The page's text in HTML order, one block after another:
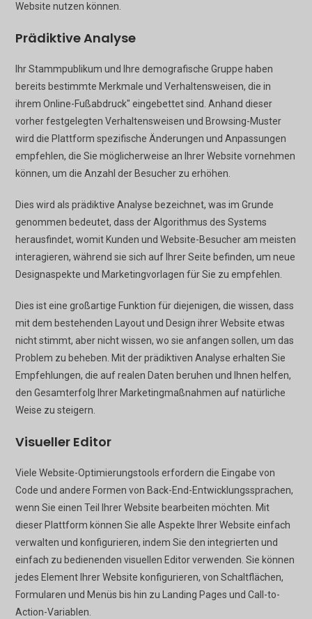
Website nutzen können.
Prädiktive Analyse
Ihr Stammpublikum und Ihre demografische Gruppe haben
bereits bestimmte Merkmale und Verhaltensweisen, die in
ihrem Online-Fußabdruck" eingebettet sind. Anhand dieser
vorher festgelegten Verhaltensweisen und Browsing-Muster
wird die Plattform spezifische Änderungen und Anpassungen
empfehlen, die Sie möglicherweise an Ihrer Website vornehmen
können, um die Anzahl der Besucher zu erhöhen.
Dies wird als prädiktive Analyse bezeichnet, was im Grunde
genommen bedeutet, dass der Algorithmus des Systems
herausfindet, womit Kunden und Website-Besucher am meisten
interagieren, während sie sich auf Ihrer Seite befinden, um neue
Designaspekte und Marketingvorlagen für Sie zu empfehlen.
Dies ist eine großartige Funktion für diejenigen, die wissen, dass
mit dem bestehenden Layout und Design ihrer Website etwas
nicht stimmt, aber nicht wissen, wo sie anfangen sollen, um das
Problem zu beheben. Mit der prädiktiven Analyse erhalten Sie
Empfehlungen, die auf realen Daten beruhen und Ihnen helfen,
den Gesamterfolg Ihrer Marketingmaßnahmen auf natürliche
Weise zu steigern.
Visueller Editor
Viele Website-Optimierungstools erfordern die Eingabe von
Code und andere Formen von Back-End-Entwicklungssprachen,
wenn Sie einen Teil Ihrer Website bearbeiten möchten. Mit
dieser Plattform können Sie alle Aspekte Ihrer Website einfach
verwalten und konfigurieren, indem Sie den integrierten und
einfach zu bedienenden visuellen Editor verwenden. Sie können
jedes Element Ihrer Website konfigurieren, von Schaltflächen,
Formularen und Menüs bis hin zu Landing Pages und Call-to-
Action-Variablen.